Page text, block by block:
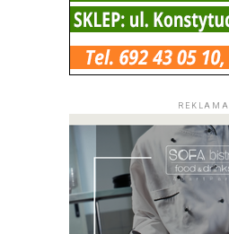
REKLAMA